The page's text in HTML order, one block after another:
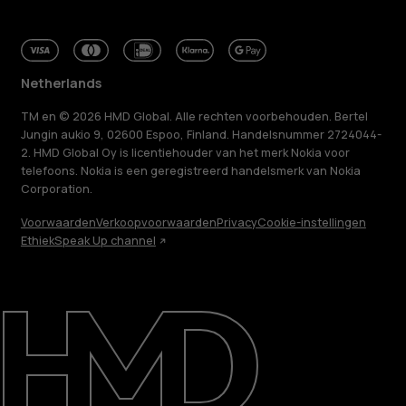
Herstellen, hergebruiken, recyclen
Duurzaamheid
Klantenservice
Netherlands
Netherlands
TM en © 2026 HMD Global. Alle rechten voorbehouden. Bertel
Jungin aukio 9, 02600 Espoo, Finland. Handelsnummer 2724044-
2. HMD Global Oy is licentiehouder van het merk Nokia voor
telefoons. Nokia is een geregistreerd handelsmerk van Nokia
Corporation.
VoorwaardenVerkoopvoorwaardenPrivacyCookie-instellingen
EthiekSpeak Up channel